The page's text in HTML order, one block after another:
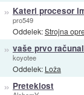
» Kateri procesor
pro549
Oddelek:Strojna
» vaše prvo
koyotee
Oddelek: Loža
» Preteklost